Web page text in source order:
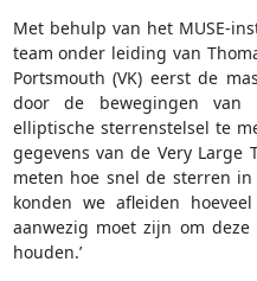
Met behulp van het MUSE-
team onder leiding van
Portsmouth (VK) eerst de
door de bewegingen
elliptische sterrenstelsel te
gegevens van de Very Large
meten hoe snel de sterren in
konden we afleiden
aanwezig moet zijn om
houden.’